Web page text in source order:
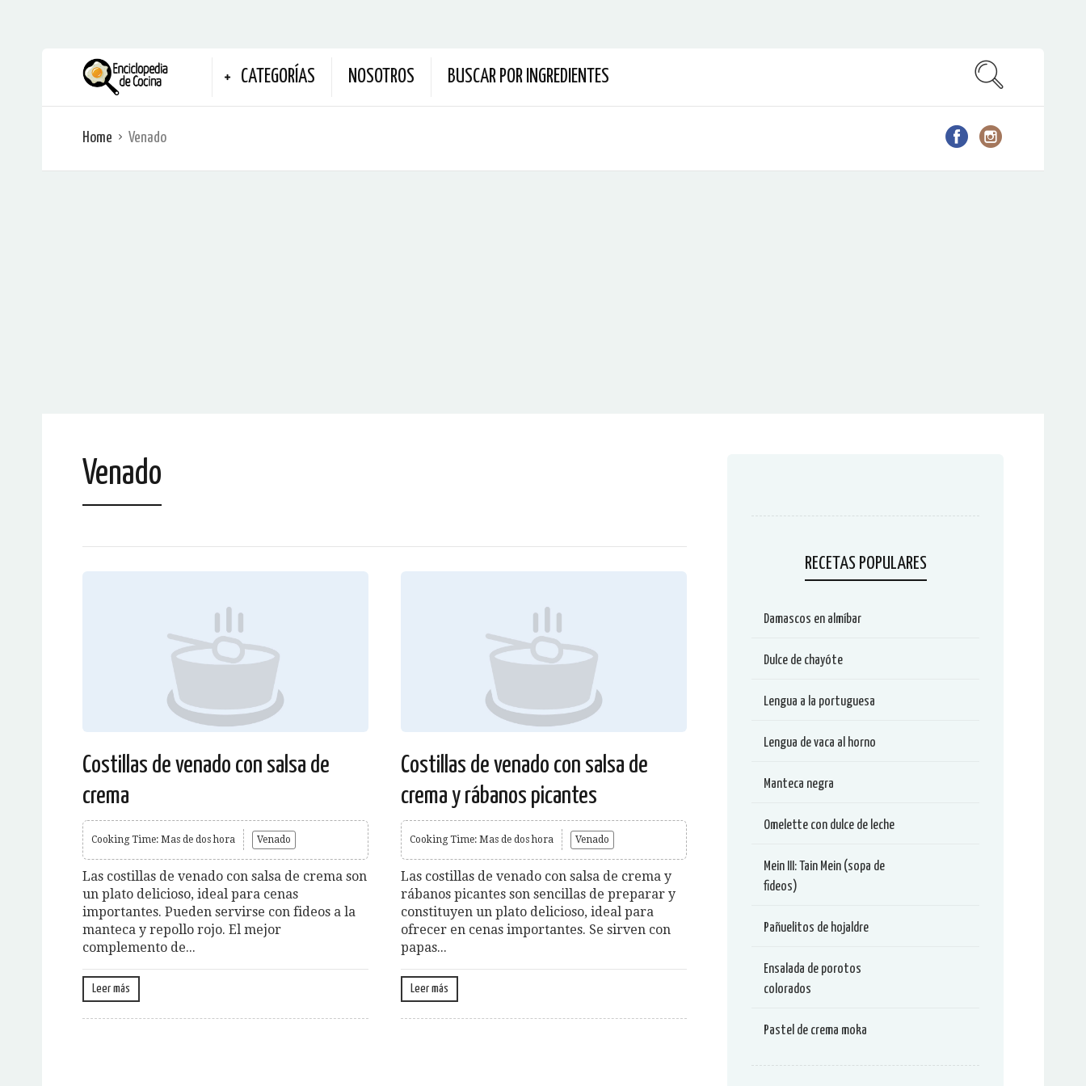
CATEGORÍAS NOSOTROS BUSCAR POR INGREDIENTES
Home Venado
Venado
Costillas de venado con salsa de
crema
Cooking Time: Mas de dos hora Venado
Las costillas de venado con salsa de crema son
un plato delicioso, ideal para cenas
importantes. Pueden servirse con fideos a la
manteca y repollo rojo. El mejor
complemento de...
Leer más
Costillas de venado con salsa de
crema y rábanos picantes
Cooking Time: Mas de dos hora Venado
Las costillas de venado con salsa de crema y
rábanos picantes son sencillas de preparar y
constituyen un plato delicioso, ideal para
ofrecer en cenas importantes. Se sirven con
papas...
Leer más
RECETAS POPULARES
Damascos en almíbar
Dulce de chayóte
Lengua a la portuguesa
Lengua de vaca al horno
Manteca negra
Omelette con dulce de leche
Mein III: Tain Mein (sopa de
fideos)
Pañuelitos de hojaldre
Ensalada de porotos
colorados
Pastel de crema moka